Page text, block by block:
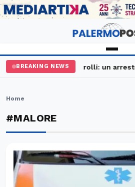
PUBBLICITÀ
BREAKING NEWS
Palermo, maxi controlli: un arresto e
Home
#MALORE